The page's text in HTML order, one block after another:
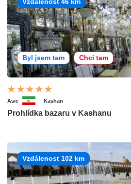
Byl jsem tam Chci tam
Asie Kashan
Prohlídka bazaru v Kashanu
Vzdálenost 102 km